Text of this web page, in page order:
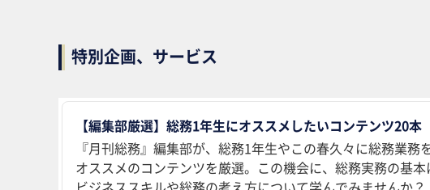
特別企画、サービス
【編集部厳選】総務1年生にオススメしたいコンテンツ20本
『月刊総務』編集部が、総務1年生やこの春久々に総務業務
オススメのコンテンツを厳選。この機会に、総務実務の基本